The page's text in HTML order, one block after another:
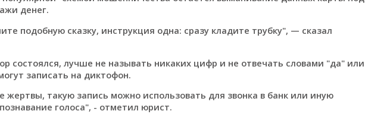
денег.
подобную сказку, инструкция одна: сразу кладите трубку", — сказал
состоялся, лучше не называть никаких цифр и не отвечать словами "да" или
записать на диктофон.
жертвы, такую запись можно использовать для звонка в банк или иную
голоса", - отметил юрист.